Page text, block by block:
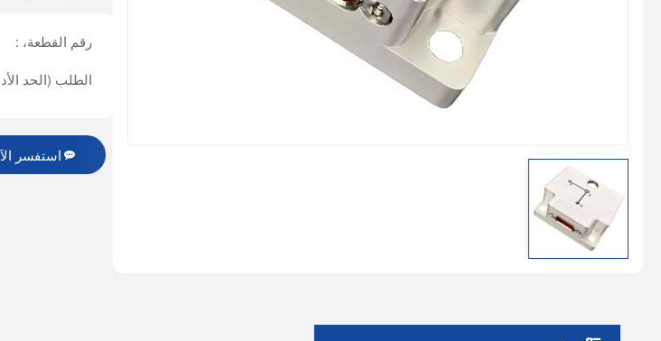
رقم القطعة، :
الطلب (الحد
استفسر